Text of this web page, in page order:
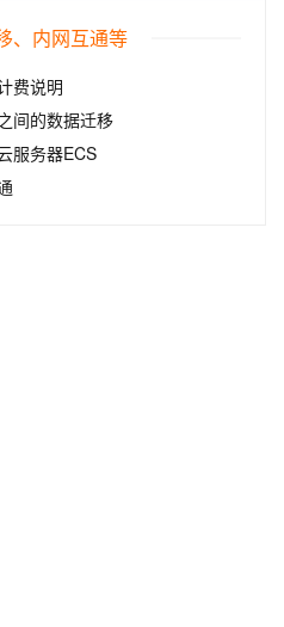
、内网互通等
费说明
间的数据迁移
服务器ECS